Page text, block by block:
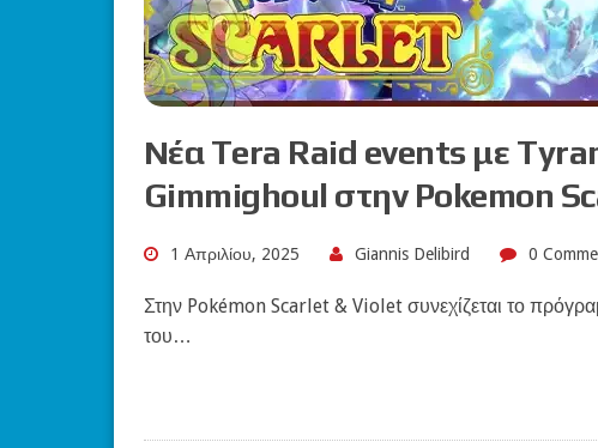
Νέα Tera Raid events με
Gimmighoul στην Pokemon
1 Απριλίου, 2025 Giannis Delibird 0
Στην Pokémon Scarlet & Violet συνεχίζεται το
του…